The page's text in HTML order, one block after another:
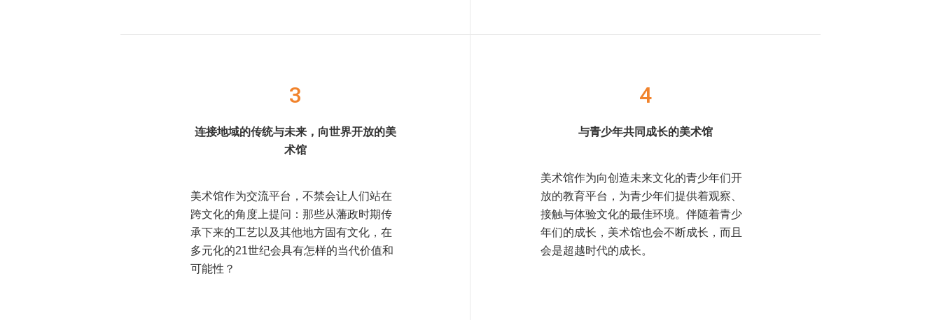
3
连接地域的传统与未来，向世界开放的美
术馆
美术馆作为交流平台，不禁会让人们站在
跨文化的角度上提问：那些从藩政时期传
承下来的工艺以及其他地方固有文化，在
多元化的21世纪会具有怎样的当代价值和
可能性？
4
与青少年共同成长的美术馆
美术馆作为向创造未来文化的青少年们开
放的教育平台，为青少年们提供着观察、
接触与体验文化的最佳环境。伴随着青少
年们的成长，美术馆也会不断成长，而且
会是超越时代的成长。